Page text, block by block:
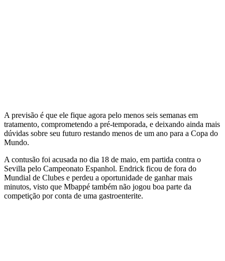
A previsão é que ele fique agora pelo menos seis semanas em
tratamento, comprometendo a pré-temporada, e deixando ainda mais
dúvidas sobre seu futuro restando menos de um ano para a Copa do
Mundo.
A contusão foi acusada no dia 18 de maio, em partida contra o
Sevilla pelo Campeonato Espanhol. Endrick ficou de fora do
Mundial de Clubes e perdeu a oportunidade de ganhar mais
minutos, visto que Mbappé também não jogou boa parte da
competição por conta de uma gastroenterite.